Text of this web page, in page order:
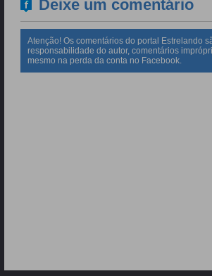
Deixe um comentário
Atenção! Os comentários do portal Estrelando
responsabilidade do autor, comentários
mesmo na perda da conta no Facebook.